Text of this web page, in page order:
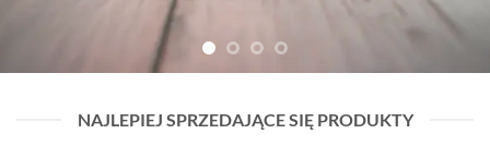
NAJLEPIEJ SPRZEDAJĄCE SIĘ PRODUKTY